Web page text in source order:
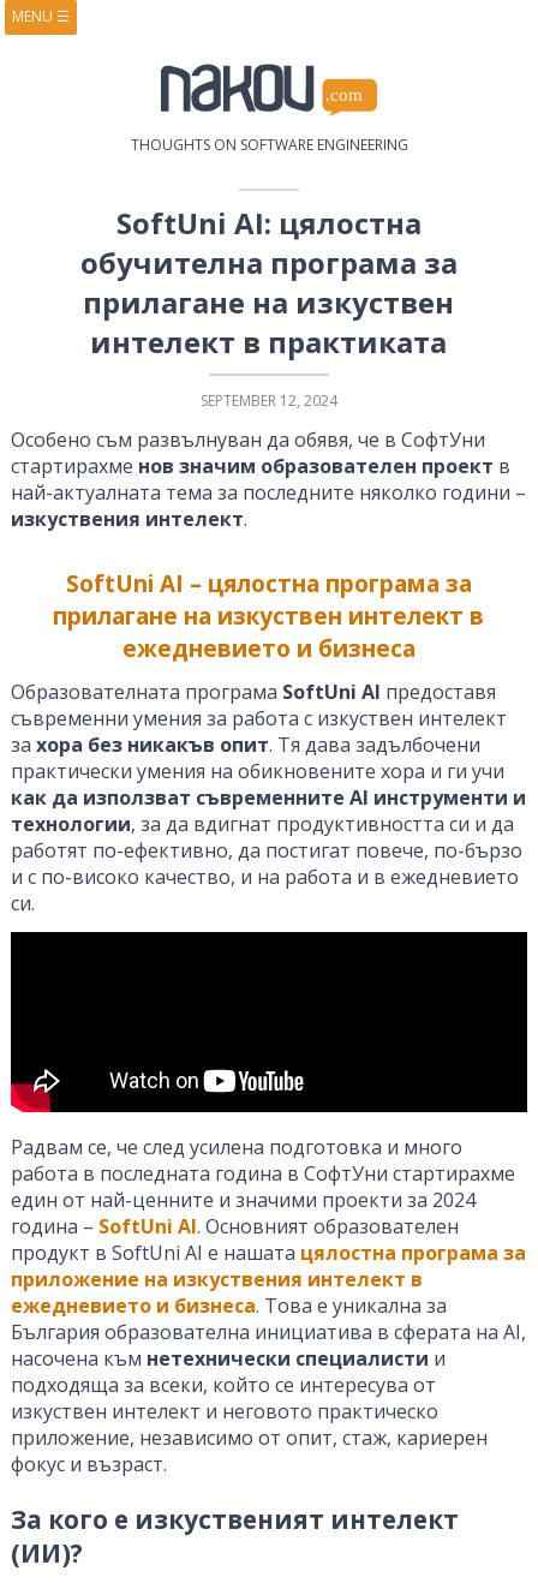
MENU ☰
COURSES
RESEARCH
PUBLICATIONS
THOUGHTS ON SOFTWARE ENGINEERING
SoftUni AI: цялостна
обучителна програма за
прилагане на изкуствен
интелект в практиката
SEPTEMBER 12, 2024
Особено съм развълнуван да обявя, че в СофтУни
стартирахме нов значим образователен проект в
най-актуалната тема за последните няколко години –
изкуствения интелект.
SoftUni AI – цялостна програма за
прилагане на изкуствен интелект в
ежедневието и бизнеса
Образователната програма SoftUni AI предоставя
съвременни умения за работа с изкуствен интелект
за хора без никакъв опит. Тя дава задълбочени
практически умения на обикновените хора и ги учи
как да използват съвременните AI инструменти и
технологии, за да вдигнат продуктивността си и да
работят по-ефективно, да постигат повече, по-бързо
и с по-високо качество, и на работа и в ежедневието
си.
Радвам се, че след усилена подготовка и много
работа в последната година в СофтУни стартирахме
един от най-ценните и значими проекти за 2024
година – SoftUni AI. Основният образователен
продукт в SoftUni AI е нашата цялостна програма за
приложение на изкуствения интелект в
ежедневието и бизнеса. Това е уникална за
България образователна инициатива в сферата на AI,
насочена към нетехнически специалисти и
подходяща за всеки, който се интересува от
изкуствен интелект и неговото практическо
приложение, независимо от опит, стаж, кариерен
фокус и възраст.
За кого е изкуственият интелект
(ИИ)?